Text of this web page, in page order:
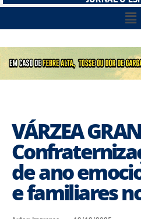
VÁRZEA
de ano
e familiares